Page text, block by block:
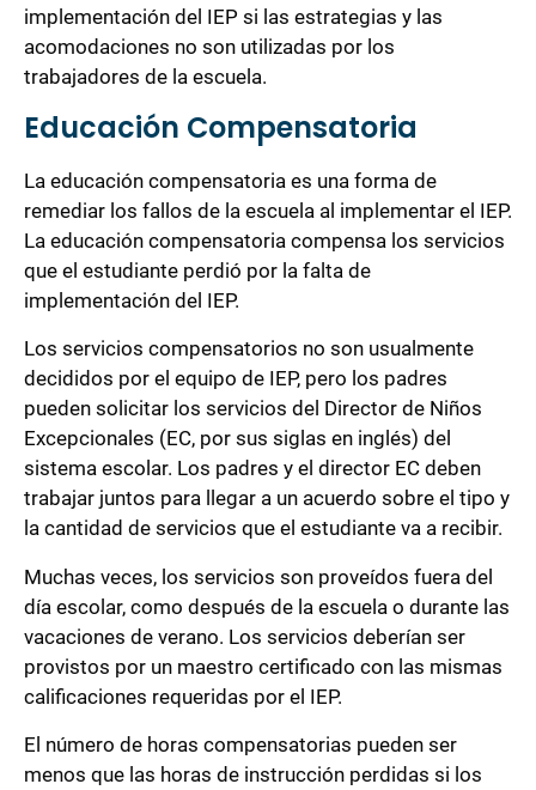
implementación del IEP si las estrategias y las
acomodaciones no son utilizadas por los
trabajadores de la escuela.
Educación Compensatoria
La educación compensatoria es una forma de
remediar los fallos de la escuela al implementar el IEP.
La educación compensatoria compensa los servicios
que el estudiante perdió por la falta de
implementación del IEP.
Los servicios compensatorios no son usualmente
decididos por el equipo de IEP, pero los padres
pueden solicitar los servicios del Director de Niños
Excepcionales (EC, por sus siglas en inglés) del
sistema escolar. Los padres y el director EC deben
trabajar juntos para llegar a un acuerdo sobre el tipo y
la cantidad de servicios que el estudiante va a recibir.
Muchas veces, los servicios son proveídos fuera del
día escolar, como después de la escuela o durante las
vacaciones de verano. Los servicios deberían ser
provistos por un maestro certificado con las mismas
calificaciones requeridas por el IEP.
El número de horas compensatorias pueden ser
menos que las horas de instrucción perdidas si los